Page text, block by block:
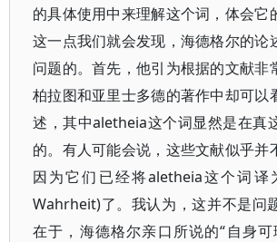
的具体使用中来理解这个词，体会它
这一点我们就会发现，海德格尔的论
问题的。首先，他引为根据的文献非
柏拉图和亚里士多德的著作中却可以
述，其中aletheia这个词显然是在真
的。有人可能会说，这些文献似乎并
因为它们已经将aletheia这个词译
Wahrheit)了。我认为，这并不是问
在于，海德格尔亲口所说的“自身可